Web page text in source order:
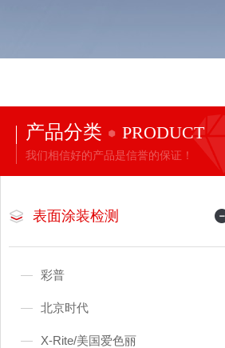
产品分类 PRODUCT
我们相信好的产品是信誉的保证！
表面涂装检测
彩普
北京时代
X-Rite/美国爱色丽